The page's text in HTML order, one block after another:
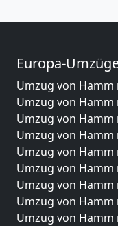
Europa-
Umzug von Hamm
Umzug von Hamm
Umzug von Hamm
Umzug von
Umzug von Hamm
Umzug von
Umzug von
Umzug von Hamm
Umzug von Hamm